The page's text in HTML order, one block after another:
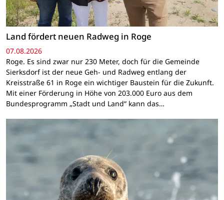
Land fördert neuen Radweg in Roge
07.08.2026
Roge. Es sind zwar nur 230 Meter, doch für die Gemeinde
Sierksdorf ist der neue Geh- und Radweg entlang der
Kreisstraße 61 in Roge ein wichtiger Baustein für die Zukunft.
Mit einer Förderung in Höhe von 203.000 Euro aus dem
Bundesprogramm „Stadt und Land“ kann das…